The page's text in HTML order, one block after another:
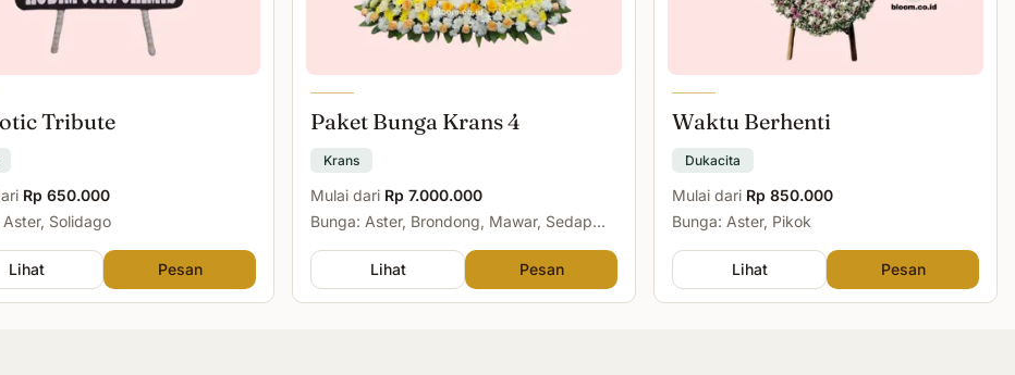
Tribute
Rp 650.000
Aster, Solidago
Lihat Pesan
Paket Bunga Krans 4
Krans
Mulai dari Rp 7.000.000
Bunga: Aster, Brondong, Mawar, Sedap
Lihat
Pesan
Waktu Berhenti
Dukacita
Mulai dari Rp 850.000
Bunga: Aster, Pikok
Lihat Pesan